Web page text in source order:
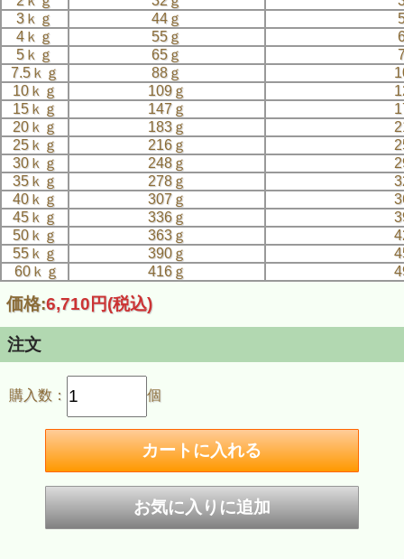
3ｋｇ
44ｇ
4ｋｇ
55ｇ
5ｋｇ
65ｇ
7.5ｋｇ
88ｇ
10ｋｇ
109ｇ
15ｋｇ
147ｇ
20ｋｇ
183ｇ
25ｋｇ
216ｇ
30ｋｇ
248ｇ
35ｋｇ
278ｇ
40ｋｇ
307ｇ
45ｋｇ
336ｇ
50ｋｇ
363ｇ
55ｋｇ
390ｇ
60ｋｇ
416ｇ
価格:6,710円(税込)
注文
購入数： 個